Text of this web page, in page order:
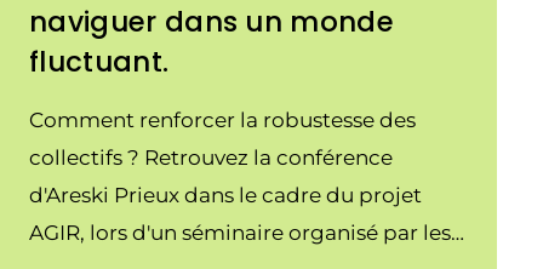
naviguer dans un monde
fluctuant.
Comment renforcer la robustesse des
collectifs ? Retrouvez la conférence
d'Areski Prieux dans le cadre du projet
AGIR, lors d'un séminaire organisé par les